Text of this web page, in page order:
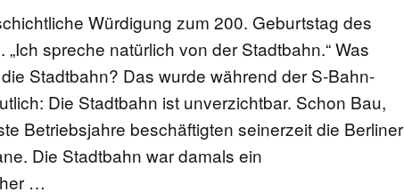
Würdigung zum 200. Geburtstag des
„Ich spreche natürlich von der Stadtbahn.“ Was
Stadtbahn? Das wurde während der S-Bahn-
Die Stadtbahn ist unverzichtbar. Schon Bau,
Betriebsjahre beschäftigten seinerzeit die Berliner
Die Stadtbahn war damals ein
…